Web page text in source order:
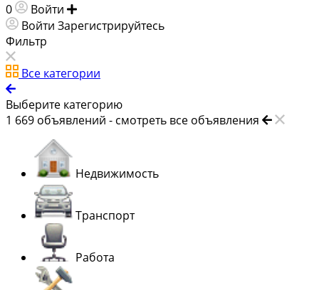
0 Войти
Войти Зарегистрируйтесь
Фильтр
Все категории
Выберите категорию
1 669 объявлений - смотреть все объявления
Недвижимость
Транспорт
Работа